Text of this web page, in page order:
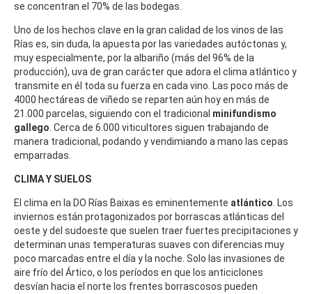
se concentran el 70% de las bodegas.
Uno de los hechos clave en la gran calidad de los vinos de las
Rías es, sin duda, la apuesta por las variedades autóctonas y,
muy especialmente, por la albariño (más del 96% de la
producción), uva de gran carácter que adora el clima atlántico y
transmite en él toda su fuerza en cada vino. Las poco más de
4000 hectáreas de viñedo se reparten aún hoy en más de
21.000 parcelas, siguiendo con el tradicional minifundismo
gallego. Cerca de 6.000 viticultores siguen trabajando de
manera tradicional, podando y vendimiando a mano las cepas
emparradas.
CLIMA Y SUELOS
El clima en la DO Rías Baixas es eminentemente atlántico. Los
inviernos están protagonizados por borrascas atlánticas del
oeste y del sudoeste que suelen traer fuertes precipitaciones y
determinan unas temperaturas suaves con diferencias muy
poco marcadas entre el día y la noche. Solo las invasiones de
aire frío del Ártico, o los períodos en que los anticiclones
desvían hacia el norte los frentes borrascosos pueden